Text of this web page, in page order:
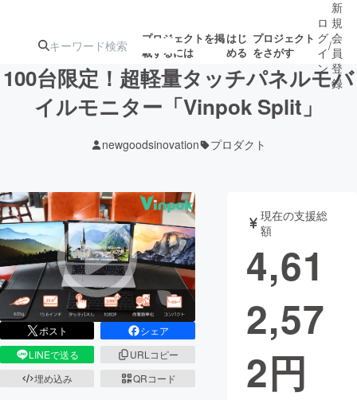
プロジェクトを掲
載するには
はじ
める
プロジェクト
をさがす
ターン
ジェクト
募集終了が近いプ
ロジェクト
アート・写真 音楽
テクノロジー・ガジェット ゲーム・サ
映像・映画
ビジネス・起業
まちづくり・地域活性化
ロ
グ
イ
ン
/
新
規
会
員
登
録
100台限定！超軽量タッチパネルモバ
イルモニター「Vinpok Split」
newgoodsinovation プロダクト
ポスト
シェア
LINEで送る
URLコピー
埋め込み
QRコード
現在の支援総
額
4,61
2,57
2円